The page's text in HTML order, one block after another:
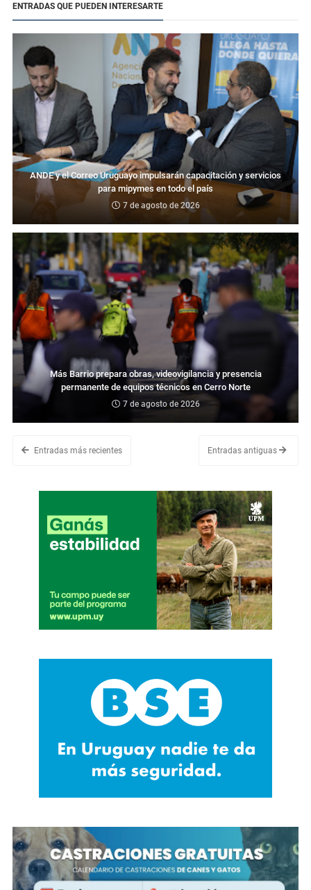
ENTRADAS QUE PUEDEN INTERESARTE
ANDE y el Correo Uruguayo impulsarán capacitación y servicios
para mipymes en todo el país
7 de agosto de 2026
Más Barrio prepara obras, videovigilancia y presencia
permanente de equipos técnicos en Cerro Norte
7 de agosto de 2026
Entradas más recientes Entradas antiguas